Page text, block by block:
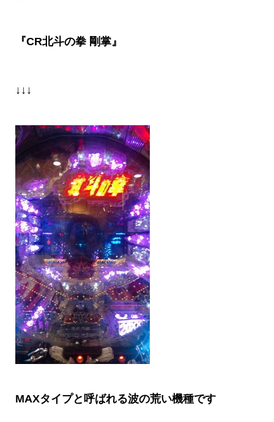
『CR北斗の拳 剛掌』
↓↓↓
MAXタイプと呼ばれる波の荒い機種です